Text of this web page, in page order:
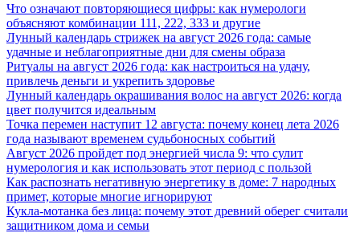
Что означают повторяющиеся цифры: как нумерологи
объясняют комбинации 111, 222, 333 и другие
Лунный календарь стрижек на август 2026 года: самые
удачные и неблагоприятные дни для смены образа
Ритуалы на август 2026 года: как настроиться на удачу,
привлечь деньги и укрепить здоровье
Лунный календарь окрашивания волос на август 2026: когда
цвет получится идеальным
Точка перемен наступит 12 августа: почему конец лета 2026
года называют временем судьбоносных событий
Август 2026 пройдет под энергией числа 9: что сулит
нумерология и как использовать этот период с пользой
Как распознать негативную энергетику в доме: 7 народных
примет, которые многие игнорируют
Кукла-мотанка без лица: почему этот древний оберег считали
защитником дома и семьи